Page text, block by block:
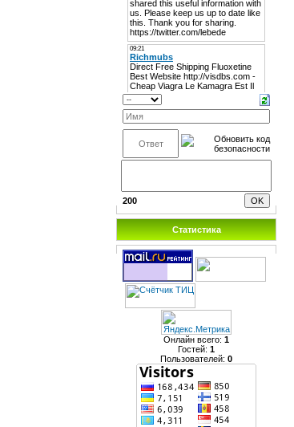
200
Статистика
Онлайн всего: 1
Гостей: 1
Пользователей: 0